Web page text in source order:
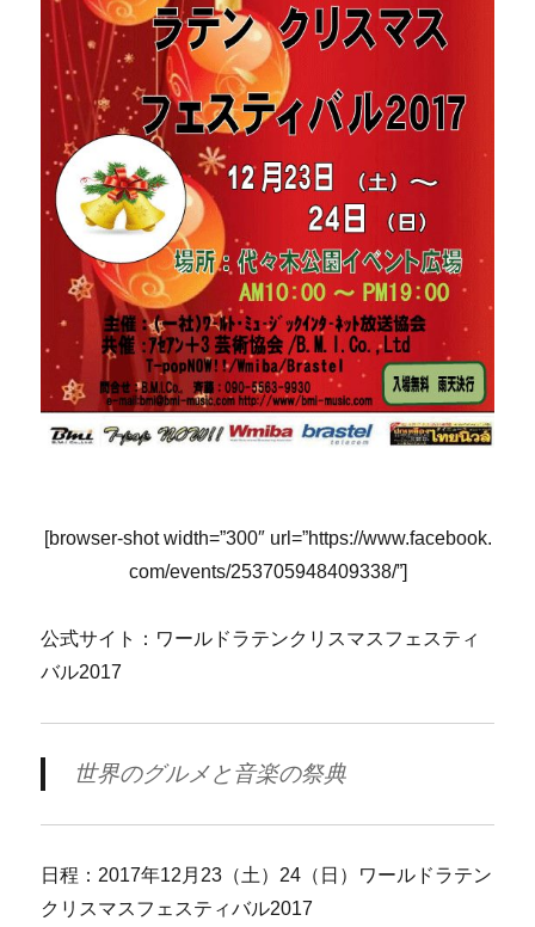
[browser-shot width=”300″ url=”https://www.facebook.
com/events/253705948409338/”]
公式サイト：ワールドラテンクリスマスフェスティ
バル2017
世界のグルメと音楽の祭典
日程：2017年12月23（土）24（日）ワールドラテン
クリスマスフェスティバル2017